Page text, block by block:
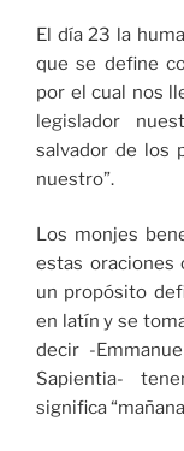
El día 23 la
que se define
por el cual nos
legislador
salvador de los
nuestro”.
Los monjes
estas oraciones
un propósito
en latín y se
decir -
Sapientia-
significa